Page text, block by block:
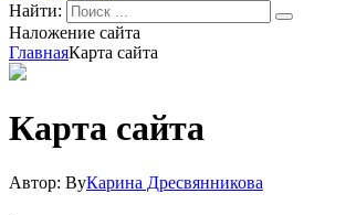
Найти:
Наложение сайта
ГлавнаяКарта сайта
Карта сайта
Автор: ByКарина Дресвянникова